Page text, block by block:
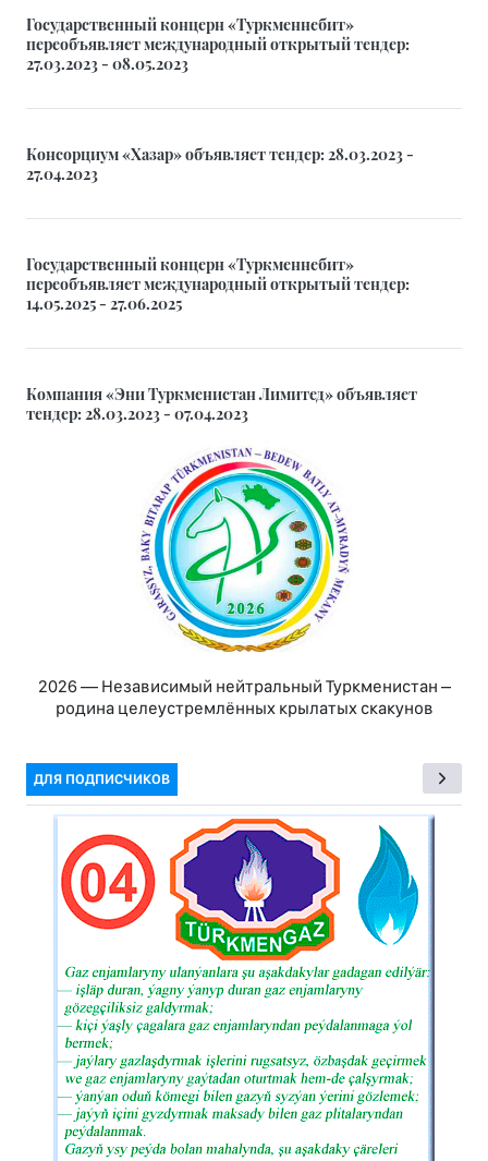
Государственный концерн «Туркменнебит»
переобъявляет международный открытый тендер:
27.03.2023 - 08.05.2023
Консорциум «Хазар» объявляет тендер: 28.03.2023 -
27.04.2023
Государственный концерн «Туркменнебит»
переобъявляет международный открытый тендер:
14.05.2025 - 27.06.2025
Компания «Эни Туркменистан Лимитед» объявляет
тендер: 28.03.2023 - 07.04.2023
2026 — Независимый нейтральный Туркменистан –
родина целеустремлённых крылатых скакунов
ДЛЯ ПОДПИСЧИКОВ